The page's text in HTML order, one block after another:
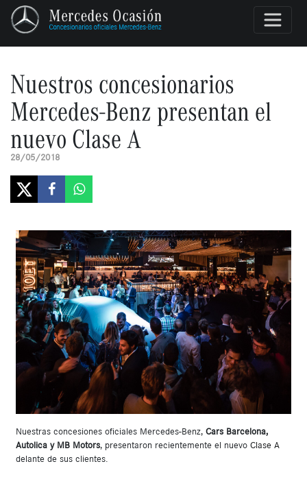
Nuestros concesionarios
Mercedes-Benz presentan el
nuevo Clase A
28/05/2018
Nuestras concesiones oficiales Mercedes-Benz, Cars Barcelona,
Autolica y MB Motors, presentaron recientemente el nuevo Clase A
delante de sus clientes.